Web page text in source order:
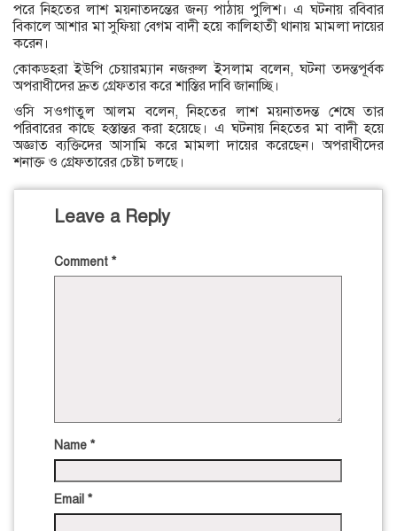
পরে নিহতের লাশ ময়নাতদন্তের জন্য পাঠায় পুলিশ। এ ঘটনায় রবিবার
বিকালে আশার মা সুফিয়া বেগম বাদী হয়ে কালিহাতী থানায় মামলা দায়ের
করেন।
কোকডহরা ইউপি চেয়ারম্যান নজরুল ইসলাম বলেন, ঘটনা তদন্তপূর্বক
অপরাধীদের দ্রুত গ্রেফতার করে শাস্তির দাবি জানাচ্ছি।
ওসি সওগাতুল আলম বলেন, নিহতের লাশ ময়নাতদন্ত শেষে তার
পরিবারের কাছে হস্তান্তর করা হয়েছে। এ ঘটনায় নিহতের মা বাদী হয়ে
অজ্ঞাত ব্যক্তিদের আসামি করে মামলা দায়ের করেছেন। অপরাধীদের
শনাক্ত ও গ্রেফতারের চেষ্টা চলছে।
Leave a Reply
Comment *
Name *
Email *